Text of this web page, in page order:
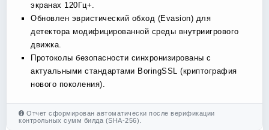
экранах 120Гц+.
Обновлен эвристический обход (Evasion) для
детектора модифицированной среды внутриигрового
движка.
Протоколы безопасности синхронизированы с
актуальными стандартами BoringSSL (криптография
нового поколения).
Отчет сформирован автоматически после верификации
контрольных сумм билда (SHA-256).